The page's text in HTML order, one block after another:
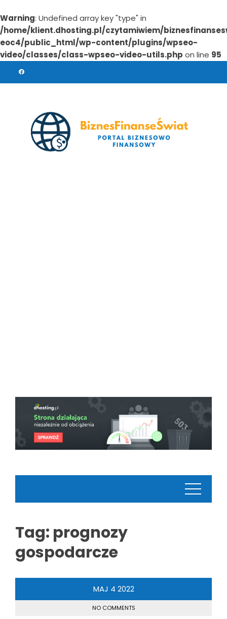
Warning: Undefined array key "type" in
/home/klient.dhosting.pl/czytamiwiem/
eoc4/public_html/wp-content/plugins/wpseo-
video/classes/class-wpseo-video-utils.php on line 95
Tag: prognozy
gospodarcze
MAJ 4 2022
NO COMMENTS